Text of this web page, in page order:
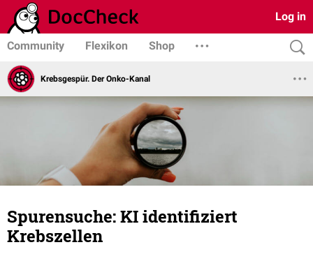
Log in
Community Flexikon Shop
Krebsgespür. Der Onko-Kanal
Spurensuche: KI identifiziert
Krebszellen